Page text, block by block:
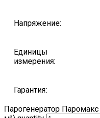
Напряжение:
Единицы
измерения:
Гарантия:
Парогенератор